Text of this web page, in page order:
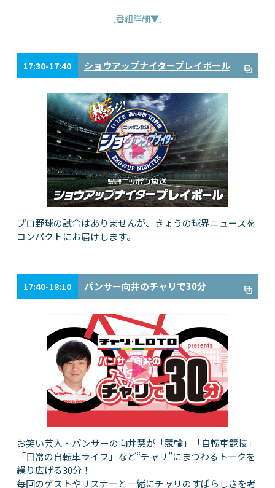
［番組詳細▼］
17:30-17:40 ショウアップナイタープレイボール
プロ野球の試合はありませんが、きょうの球界ニュースを
コンパクトにお届けします。
17:40-18:10 パンサー向井のチャリで30分
お笑い芸人・パンサーの向井慧が「競輪」「自転車競技」
「日常の自転車ライフ」など“チャリ”にまつわるトークを
繰り広げる30分！
毎回のゲストやリスナーと一緒にチャリのすばらしさを考